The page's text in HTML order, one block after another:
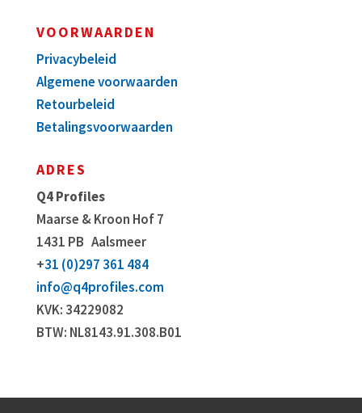
VOORWAARDEN
Privacybeleid
Algemene voorwaarden
Retourbeleid
Betalingsvoorwaarden
ADRES
Q4 Profiles
Maarse & Kroon Hof 7
1431 PB Aalsmeer
+31 (0)297 361 484
info@q4profiles.com
KVK: 34229082
BTW: NL8143.91.308.B01